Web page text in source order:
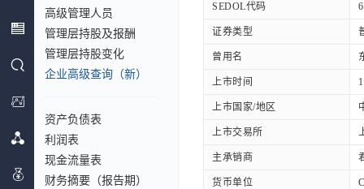
高级管理人员
管理层持股及报酬
管理层持股变化
企业高级查询（新）
资产负债表
利润表
现金流量表
财务摘要（报告期）
SEDOL代码
证券类型
曾用名
上市时间
上市国家/地区
上市交易所
主承销商
货币单位